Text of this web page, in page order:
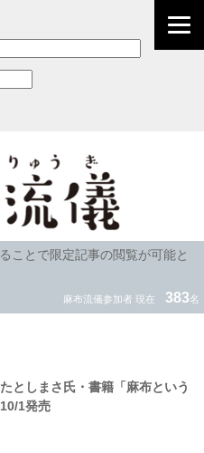
ことで限定記事の閲覧が可能と
麻布流儀参加者 現在 383名
としまさ氏・書籍「麻布という
1発売